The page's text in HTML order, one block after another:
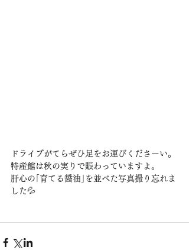
ドライブがてらぜひ足をお運びくださーい。
特産館は秋の実りで賑わっていますよ。
肝心の｢育てる醤油｣を並べた写真撮り忘れま
した💦